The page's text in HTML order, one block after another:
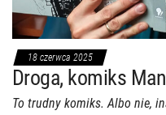
18 czerwca 2025
Droga, komiks
To trudny komiks. Albo nie,